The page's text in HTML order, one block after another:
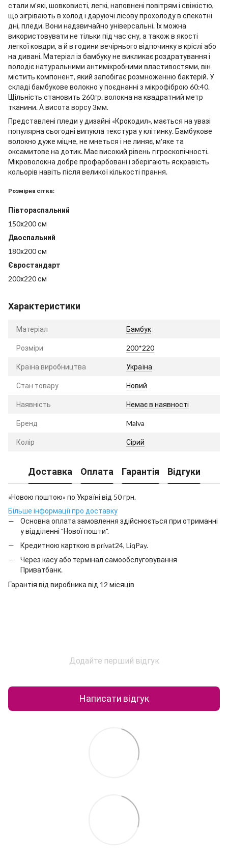
стали м'які, шовковисті, легкі, наповнені повітрям і свіжістю,
що зігрівають в холод і даруючі лісову прохолоду в спекотні
дні, пледи. Вони надзвичайно універсальні. Їх можна
використовувати не тільки під час сну, а також в якості
легкої ковдри, а й в години вечірнього відпочинку в кріслі або
на дивані. Матеріал із бамбуку не викликає роздратування і
володіє натуральними антимікробними властивостями, він
містить компонент, який запобігає розмноженню бактерій. У
складі бамбукове волокно у поєднанні з мікрофіброю 60:40.
Щільність становить 260гр. волокна на квадратний метр
тканини. А висота ворсу 3мм.
Представлені пледи у дизайні «Крокодил», мається на увазі
популярна сьогодні випукла текстура у клітинку. Бамбукове
волокно дуже міцне, не мнеться і не линяє, м'яке та
оксамитове на дотик. Має високий рівень гігроскопічності.
Мікроволокна добре профарбовані і зберігають яскравість
кольорів навіть після великої кількості прання.
Розмірна сітка:
Півтораспальний
150х200 см
Двоспальний
180х200 см
Євростандарт
200х220 см
Характеристики
Матеріал Бамбук
Розміри 200*220
Країна виробництва Україна
Стан товару Новий
Наявність Немає в наявності
Бренд Malva
Колір Сірий
Доставка Оплата Гарантія Відгуки
«Новою поштою» по Україні від 50 грн.
Більше інформації про доставку
Основна оплата замовлення здійснюється при отриманні
у відділенні "Нової пошти".
Кредитною карткою в privat24, LiqPay.
Через касу або термінал самообслуговування
Приватбанк.
Гарантія від виробника від 12 місяців
Додайте перший відгук
Написати відгук